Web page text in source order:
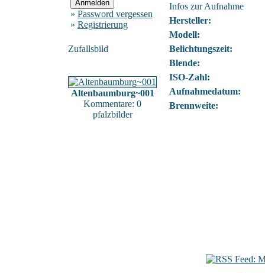
» Password vergessen
» Registrierung
Zufallsbild
Altenbaumburg~001
Kommentare: 0
pfalzbilder
Infos zur Aufnahme
Hersteller:
Modell:
Belichtungszeit:
Blende:
ISO-Zahl:
Aufnahmedatum:
Brennweite: